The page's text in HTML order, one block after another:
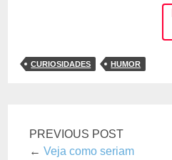
CURIOSIDADES HUMOR
PREVIOUS POST
←Veja como seriam